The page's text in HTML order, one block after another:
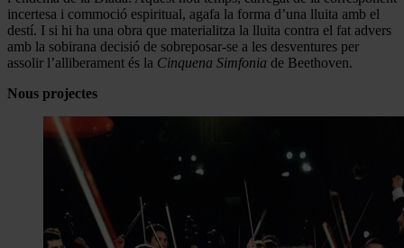
incertesa i commoció espiritual, agafa la forma d’una lluita amb el
destí. I si hi ha una obra que materialitza la lluita contra el fat advers
amb la sobirana decisió de sobreposar-se a les desventures per
assolir l’alliberament és la Cinquena Simfonia de Beethoven.
Nous projectes